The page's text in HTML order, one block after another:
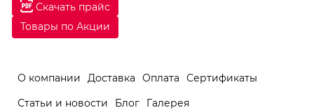
Скачать прайс
Товары по Акции
О компании Доставка Оплата
Сертификаты
Статьи и новости
Блог
Галерея